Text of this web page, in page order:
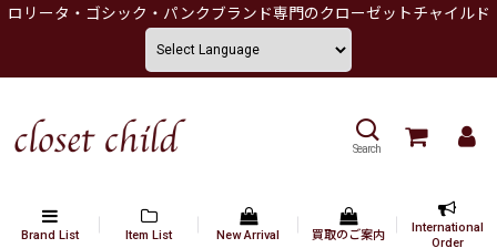
ロリータ・ゴシック・パンクブランド専門のクローゼットチャイルド
Search
Brand List Item List New Arrival 買取のご案内
International
Order